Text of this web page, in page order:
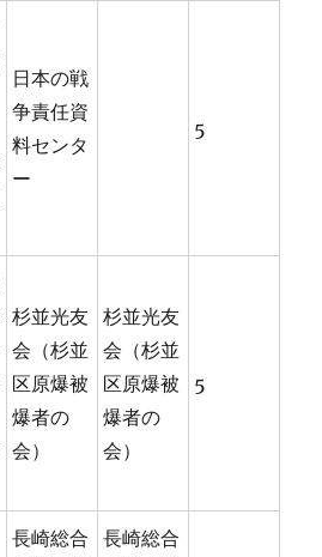
日本の戦
争責任資
料センタ
ー
5
杉並光友
会（杉並
区原爆被
爆者の
会）
杉並光友
会（杉並
区原爆被
爆者の
会）
5
長崎総合
長崎総合